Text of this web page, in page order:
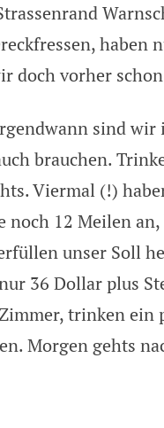
haben
doch vorher
sind wir
brauchen.
Viermal (!)
12 Meilen
unser Soll
36 Dollar plus
trinken ein
Morgen gehts